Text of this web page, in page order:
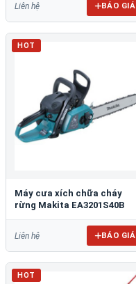
Liên hệ BÁO GIÁ
HOT
Máy cưa xích chữa cháy
rừng Makita EA3201S40B
Liên hệ BÁO GIÁ
HOT